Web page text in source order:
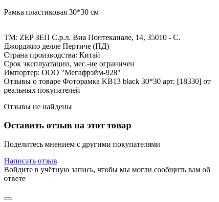
Рамка пластиковая 30*30 см
ТМ: ZEP ЗЕП С.р.л. Виа Понтеканале, 14, 35010 - С.
Джорджио делле Пертиче (ПД)
Страна производства: Китай
Срок эксплуатации, мес.-не ограничен
Импортер: ООО "Мегафрэйм-928"
Отзывы о товаре Фоторамка KB13 black 30*30 арт. [18330] от
реальных покупателей
Отзывы не найдены
Оставить отзыв на этот товар
Поделитесь мнением с другими покупателями
Написать отзыв
Войдите в учётную запись, чтобы мы могли сообщить вам об
ответе